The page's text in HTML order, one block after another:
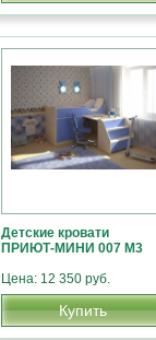
Детские кровати
ПРИЮТ-МИНИ 007 М3
Цена: 12 350 руб.
Купить